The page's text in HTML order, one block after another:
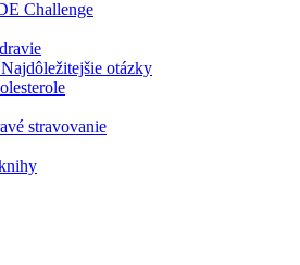
Challenge
otázky
stravovanie